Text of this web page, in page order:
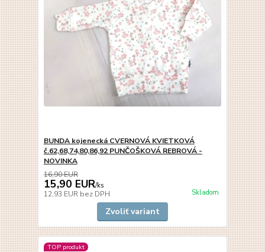
BUNDA kojenecká CVERNOVÁ KVIETKOVÁ
č.62,68,74,80,86,92 PUNČOŠKOVÁ REBROVÁ -
NOVINKA
16,90 EUR
15,90 EUR/ks
12,93 EUR bez DPH Skladom
Zvoliť variant
TOP produkt